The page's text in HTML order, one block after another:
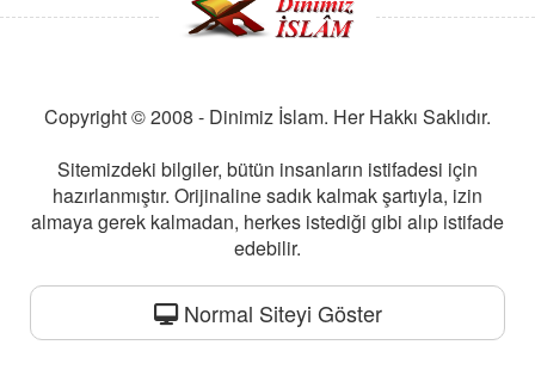
Copyright © 2008 - Dinimiz İslam. Her Hakkı Saklıdır.
Sitemizdeki bilgiler, bütün insanların istifadesi için
hazırlanmıştır. Orijinaline sadık kalmak şartıyla, izin
almaya gerek kalmadan, herkes istediği gibi alıp istifade
edebilir.
Normal Siteyi Göster